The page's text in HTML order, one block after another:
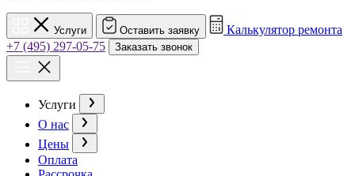
Услуги Оставить заявку
Калькулятор ремонта
+7 (495) 297-05-75
Заказать звонок
Услуги
О нас
Цены
Оплата